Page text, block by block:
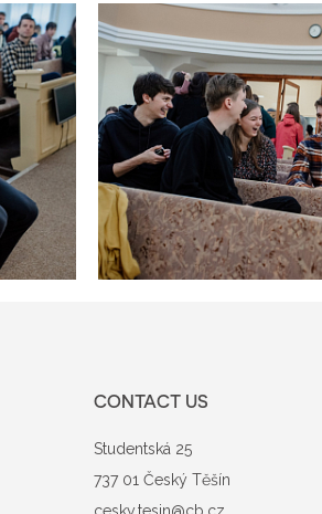
CONTACT US
Studentská 25
737 01 Český Těšín
cesky.tesin@cb.cz